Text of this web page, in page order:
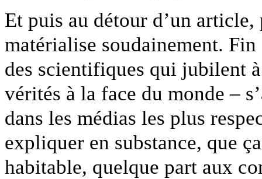
Et puis au détour d’un
matérialise soudainement.
des scientifiques qui jubilent
vérités à la face du monde –
dans les médias les plus
expliquer en substance, que
habitable, quelque part aux